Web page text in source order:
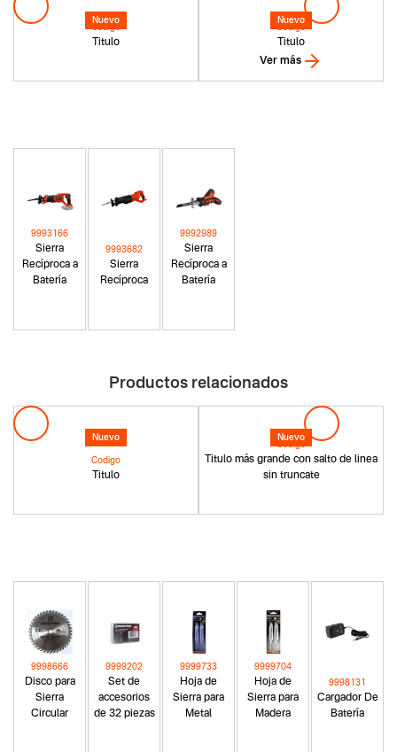
Nuevo
Titulo
Nuevo
Titulo
Ver más
Sierra
Recíproca a
Batería
9993166
Sierra
Recíproca
9993682
Sierra
Recíproca a
Batería
9992989
Productos relacionados
Nuevo
Titulo
Codigo
Nuevo
Titulo más grande con salto de linea
sin truncate
Disco para
Sierra
Circular
9998666
Set de
accesorios
de 32 piezas
9999202
Hoja de
Sierra para
Metal
9999733
Hoja de
Sierra para
Madera
9999704
Cargador De
Batería
9998131